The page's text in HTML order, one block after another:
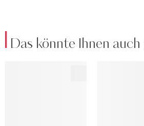
Das könnte Ihnen